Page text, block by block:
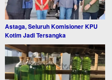
Astaga, Seluruh Komisioner KPU
Kotim Jadi Tersangka